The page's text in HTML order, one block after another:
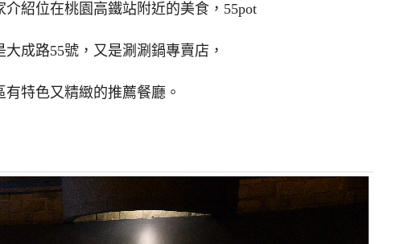
介紹位在桃園高鐵站附近的美食，55pot
大成路55號，又是涮涮鍋專賣店，
特色又精緻的推薦餐廳。